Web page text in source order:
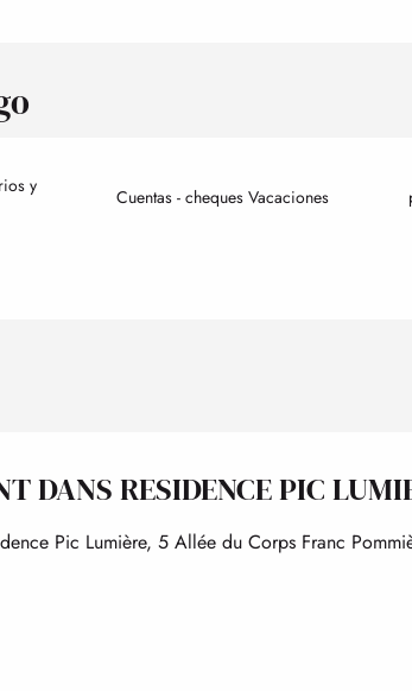
y
Cuentas - cheques Vacaciones
DANS RESIDENCE PIC
Pic Lumière, 5 Allée du Corps Franc